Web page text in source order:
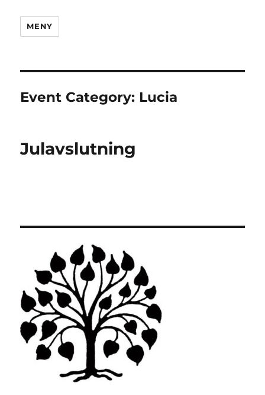
MENY
Event Category: Lucia
Julavslutning